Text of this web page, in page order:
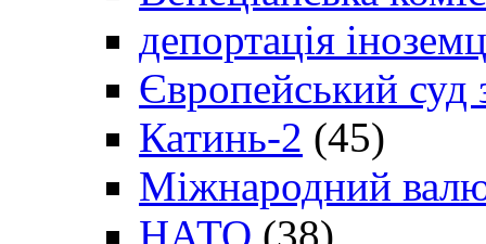
депортація
Європейський
Катинь-2 (45)
Міжнародний
НАТО (38)